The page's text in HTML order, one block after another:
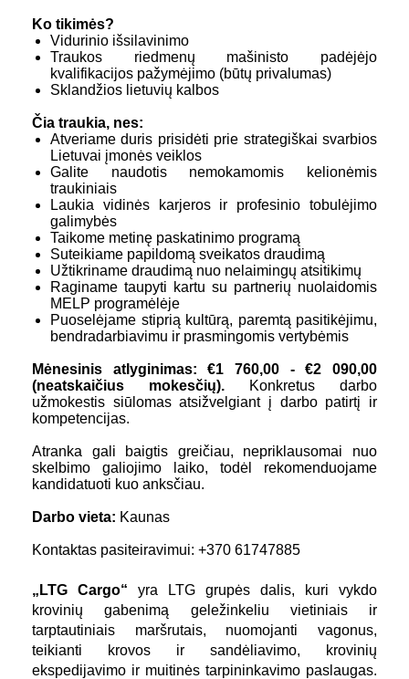
Ko tikimės?
Vidurinio išsilavinimo
Traukos riedmenų mašinisto padėjėjo
kvalifikacijos pažymėjimo (būtų privalumas)
Sklandžios lietuvių kalbos
Čia traukia, nes:
Atveriame duris prisidėti prie strategiškai svarbios
Lietuvai įmonės veiklos
Galite naudotis nemokamomis kelionėmis
traukiniais
Laukia vidinės karjeros ir profesinio tobulėjimo
galimybės
Taikome metinę paskatinimo programą
Suteikiame papildomą sveikatos draudimą
Užtikriname draudimą nuo nelaimingų atsitikimų
Raginame taupyti kartu su partnerių nuolaidomis
MELP programėlėje
Puoselėjame stiprią kultūrą, paremtą pasitikėjimu,
bendradarbiavimu ir prasmingomis vertybėmis
Mėnesinis atlyginimas: €1 760,00 -€2 090,00
(neatskaičius mokesčių). Konkretus darbo
užmokestis siūlomas atsižvelgiant į darbo patirtį ir
kompetencijas.
Atranka gali baigtis greičiau, nepriklausomai nuo
skelbimo galiojimo laiko, todėl rekomenduojame
kandidatuoti kuo anksčiau.
Darbo vieta: Kaunas
Kontaktas pasiteiravimui: +370 61747885
„LTG Cargo“ yra LTG grupės dalis, kuri vykdo
krovinių gabenimą geležinkeliu vietiniais ir
tarptautiniais maršrutais, nuomojanti vagonus,
teikianti krovos ir sandėliavimo, krovinių
ekspedijavimo ir muitinės tarpininkavimo paslaugas.